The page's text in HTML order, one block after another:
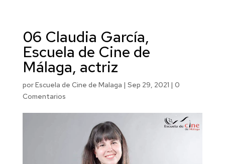
06 Claudia García,
Escuela de Cine de
Málaga, actriz
porEscuela de Cine de Malaga | Sep 29, 2021 | 0
Comentarios